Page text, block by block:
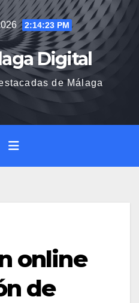
2:14:24 PM
Digital
de Málaga
online
de